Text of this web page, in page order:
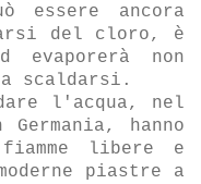
essere ancora
del cloro, è
evaporerà non
a scaldarsi.
l'acqua, nel
hanno
libere e
piastre a